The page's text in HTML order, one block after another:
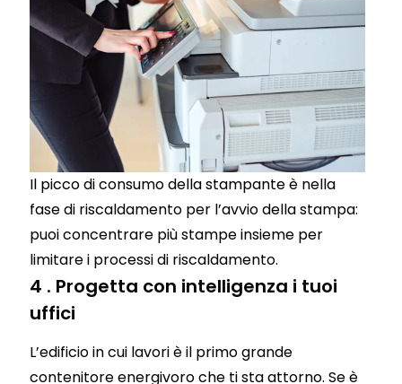
Il picco di consumo della stampante è nella
fase di riscaldamento per l’avvio della stampa:
puoi concentrare più stampe insieme per
limitare i processi di riscaldamento.
4 . Progetta con intelligenza i tuoi
uffici
L’edificio in cui lavori è il primo grande
contenitore energivoro che ti sta attorno. Se è